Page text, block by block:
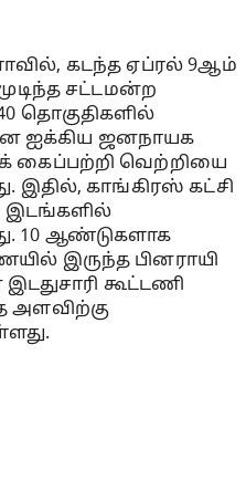
கடந்த ஏப்ரல் 9ஆம்
சட்டமன்ற
தொகுதிகளில்
ஐக்கிய ஜனநாயக
கைப்பற்றி வெற்றியை
இதில், காங்கிரஸ் கட்சி
இடங்களில்
10 ஆண்டுகளாக
இருந்த பினராயி
கூட்டணி
அளவிற்கு